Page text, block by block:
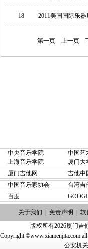
18 2011美国国际乐
第一页 上一页
中央音乐学院
中国艺
上海音乐学院
厦门大
厦门吉他网
吉他中
中国音乐家协会
台湾吉
百度
关于我们 免责声明
软
版权所有2026厦门吉
Copyright ©www.xiamenjita.com
公安机